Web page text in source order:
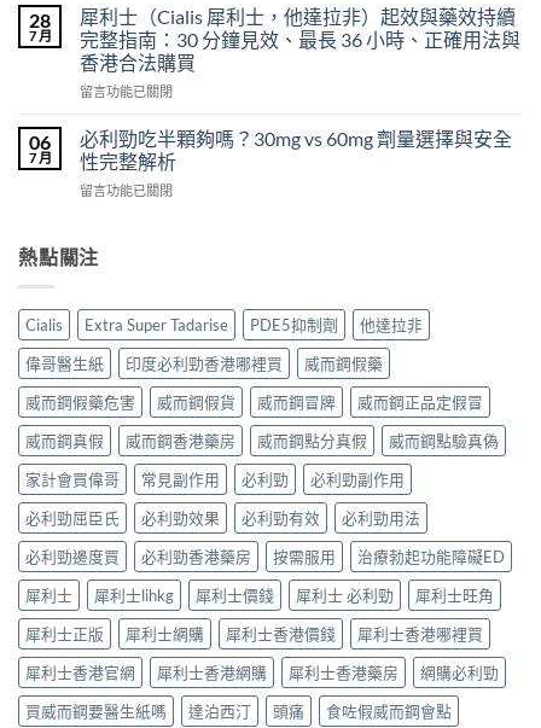
片
雙
效
利
效
果
怎
麼
作
嗎？〉
中
得
及
樂
威
壯
裡
買？
齡
不
福
的
終
點〉
中
度
必
利
勁
POXET-
泊
西
汀
Dapoxetine）
用
析：
常
見
反
應、
發
生
率〉
中
28
7 月
犀利士（Cialis 犀利士，他達拉非）起效與藥效持續
完整指南：30 分鐘見效、最長 36 小時、正確用法與
香港合法購買
在
利
士
（Cialis
犀
他
非）
起
效
與
藥
效
持
續
完
整
指
南：
30
分
見
效、
最
長
36
留言功能已關閉
06
7 月
必利勁吃半顆夠嗎？30mg vs 60mg 劑量選擇與安全
性完整解析
在
勁
吃
顆
夠
嗎？
30mg
vs
60mg
劑
量
選
擇
與
安
全
性
整
解
析〉
中
留言功能已關閉
熱點關注
Cialis Extra Super Tadarise PDE5抑制劑
他達拉非
偉哥醫生紙
印度必利勁香港哪裡買
威而鋼假藥
威而鋼假藥危害
威而鋼假貨 威而鋼冒牌
威而鋼正品定假冒
威而鋼真假
威而鋼香港藥房 威而鋼點分真假
威而鋼點驗真偽
家計會買偉哥
常見副作用 必利勁
必利勁副作用
必利勁屈臣氏
必利勁效果 必利勁有效
必利勁用法
必利勁邊度買
必利勁香港藥房 按需服用
治療勃起功能障礙ED
犀利士
犀利士lihkg 犀利士價錢 犀利士 必利勁
犀利士旺角
犀利士正版
犀利士網購 犀利士香港價錢
犀利士香港哪裡買
犀利士香港官網
犀利士香港網購 犀利士香港藥房
網購必利勁
買威而鋼要醫生紙嗎
達泊西汀 頭痛 食咗假威而鋼會點